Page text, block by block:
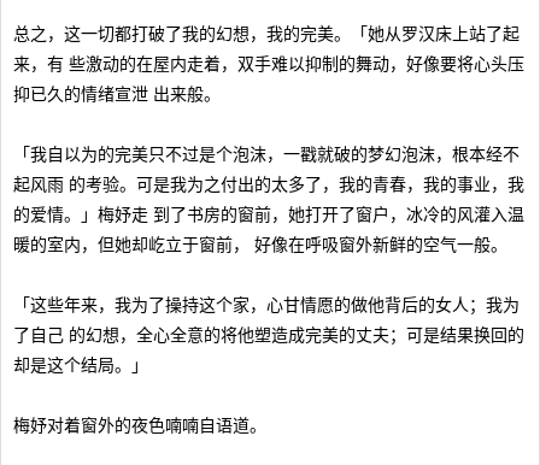
总之，这一切都打破了我的幻想，我的完美。「她从罗汉床上站了起
来，有 些激动的在屋内走着，双手难以抑制的舞动，好像要将心头压
抑已久的情绪宣泄 出来般。
「我自以为的完美只不过是个泡沫，一戳就破的梦幻泡沫，根本经不
起风雨 的考验。可是我为之付出的太多了，我的青春，我的事业，我
的爱情。」梅妤走 到了书房的窗前，她打开了窗户，冰冷的风灌入温
暖的室内，但她却屹立于窗前， 好像在呼吸窗外新鲜的空气一般。
「这些年来，我为了操持这个家，心甘情愿的做他背后的女人；我为
了自己 的幻想，全心全意的将他塑造成完美的丈夫；可是结果换回的
却是这个结局。」
梅妤对着窗外的夜色喃喃自语道。